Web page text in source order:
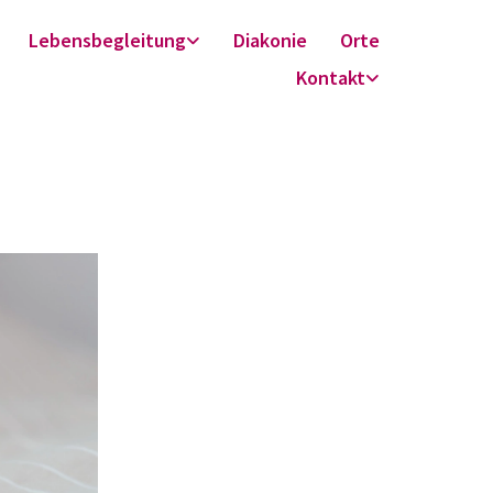
Lebensbegleitung Diakonie
Orte
Kontakt